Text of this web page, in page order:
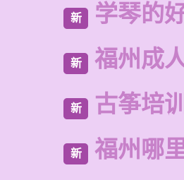
新 学琴的
新 福州成
新 古筝培
新 福州哪